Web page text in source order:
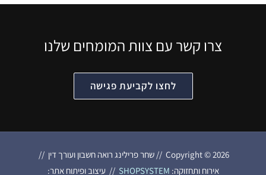
צרו קשר עם צוות המומחים שלנו
לחצו לקביעת פגישה
Copyright © 2026 // שחר פרילינג רואה חשבון ועורך דין //
אירוח ותחזוקה: SHOPSYSTEM // עיצוב ופיתוח אתר: